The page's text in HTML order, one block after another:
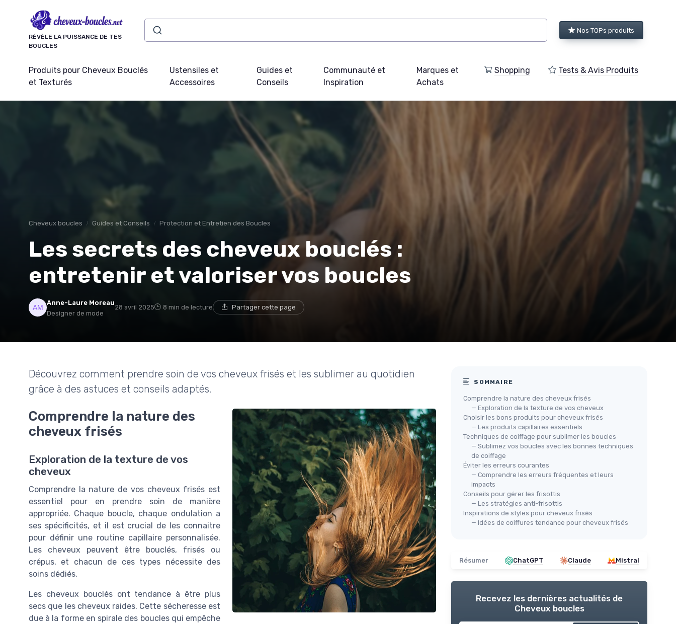
RÉVÈLE LA PUISSANCE DE TES
BOUCLES
Nos TOPs produits
Produits pour Cheveux Bouclés
et Texturés
Ustensiles et
Accessoires
Guides et
Conseils
Communauté et
Inspiration
Marques et
Achats
Shopping Tests & Avis Produits
Cheveux boucles Guides et Conseils Protection et Entretien des Boucles
Les secrets des cheveux bouclés :
entretenir et valoriser vos boucles
Anne-Laure Moreau
Designer de mode
28 avril 2025 8 min de lecture Partager cette page
Découvrez comment prendre soin de vos cheveux frisés et les sublimer au quotidien
grâce à des astuces et conseils adaptés.
Comprendre la nature des
cheveux frisés
Exploration de la texture de vos
cheveux
Comprendre la nature de vos cheveux frisés est
essentiel pour en prendre soin de manière
appropriée. Chaque boucle, chaque ondulation a
ses spécificités, et il est crucial de les connaitre
pour définir une routine capillaire personnalisée.
Les cheveux peuvent être bouclés, frisés ou
crépus, et chacun de ces types nécessite des
soins dédiés.
Les cheveux bouclés ont tendance à être plus
secs que les cheveux raides. Cette sécheresse est
due à la forme en spirale des boucles qui empêche
SOMMAIRE
Comprendre la nature des cheveux frisés
— Exploration de la texture de vos cheveux
Choisir les bons produits pour cheveux frisés
— Les produits capillaires essentiels
Techniques de coiffage pour sublimer les boucles
— Sublimez vos boucles avec les bonnes techniques
de coiffage
Éviter les erreurs courantes
— Comprendre les erreurs fréquentes et leurs
impacts
Conseils pour gérer les frisottis
— Les stratégies anti-frisottis
Inspirations de styles pour cheveux frisés
— Idées de coiffures tendance pour cheveux frisés
Résumer ChatGPT Claude Mistral
Recevez les dernières actualités de
Cheveux boucles